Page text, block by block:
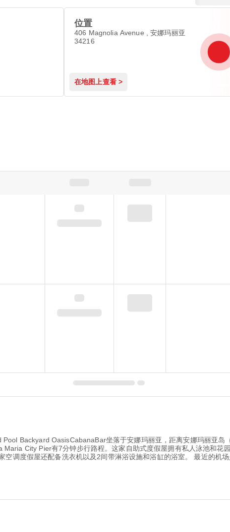
位置
406 Magnolia Avenue , 安娜玛丽亚
34216
在地图上查看 >
Backyard OasisCabanaBar坐落于安娜玛丽亚，距离安娜玛丽亚岛
City Pier有7分钟步行路程。这家自助式度假屋拥有私人泳池和花
调度假屋还配备洗衣机以及2间带淋浴设施和浴缸的浴室。 最近的机